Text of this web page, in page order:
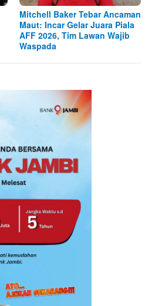
Mitchell Baker Tebar Ancaman
Maut: Incar Gelar Juara Piala
AFF 2026, Tim Lawan Wajib
Waspada